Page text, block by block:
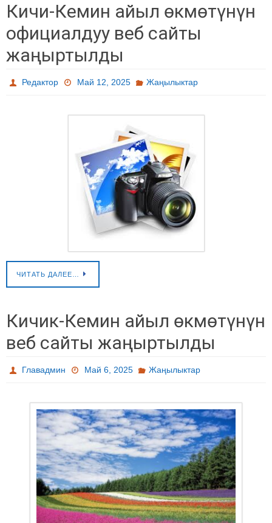
Кичи-Кемин айыл өкмөтүнүн
официалдуу веб сайты
жаңыртылды
Редактор Май 12, 2025 Жаңылыктар
ЧИТАТЬ ДАЛЕЕ…
Кичик-Кемин айыл өкмөтүнүн
веб сайты жаңыртылды
Главадмин Май 6, 2025 Жаңылыктар